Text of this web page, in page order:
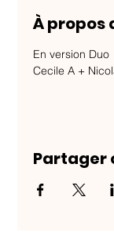
À propos
En version Duo
Cecile A +
Partager